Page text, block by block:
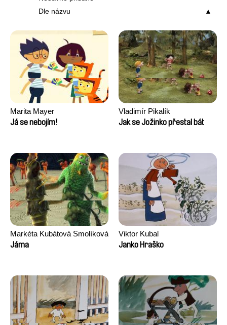
Dle názvu
Marita Mayer
Já se nebojím!
Vladimír Pikalík
Jak se Jožinko přestal bát
Markéta Kubátová Smolíková
Jáma
Viktor Kubal
Janko Hraško